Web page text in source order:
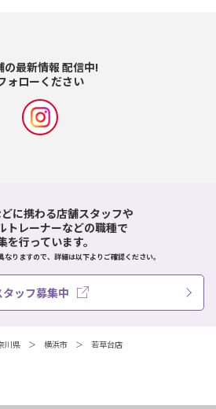
の最新情報 配信中!
ォローください
に携わる店舗スタッフや
トレーナーなどの職種で
を行っています。
りますので、詳細は以下よりご確認ください。
タッフ募集中
川県 横浜市 若草台店